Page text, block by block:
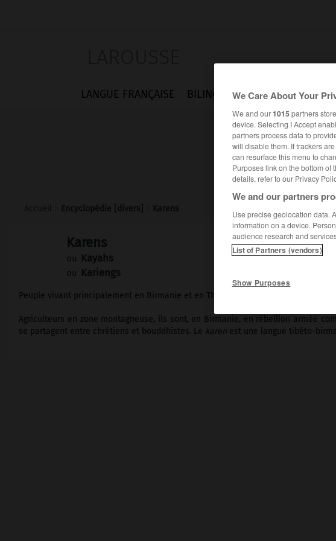
LANGUE FRANÇAISE BILINGUES FLASHCARDS
Karens
ou Kayahs
ou Kariengs
Peuple vivant principalement en Birmanie et en Thaïlande (environ 3 millions).
Agriculteurs en zone montagneuse, ils sont, en Birmanie, en rébellion armée
se partagent entre chrétiens et bouddhistes. Le karen est une langue tibéto-
We Care About Your
We and our1015partners
device. Selecting I Accept
partners process data to
will disable them. If trackers
can resurface this menu to
Purposes link on the bottom of
details, refer to our Privacy
We and our partners
Use precise geolocation data.
information on a device.
audience research and
List of Partners (vendors)
Show Purposes